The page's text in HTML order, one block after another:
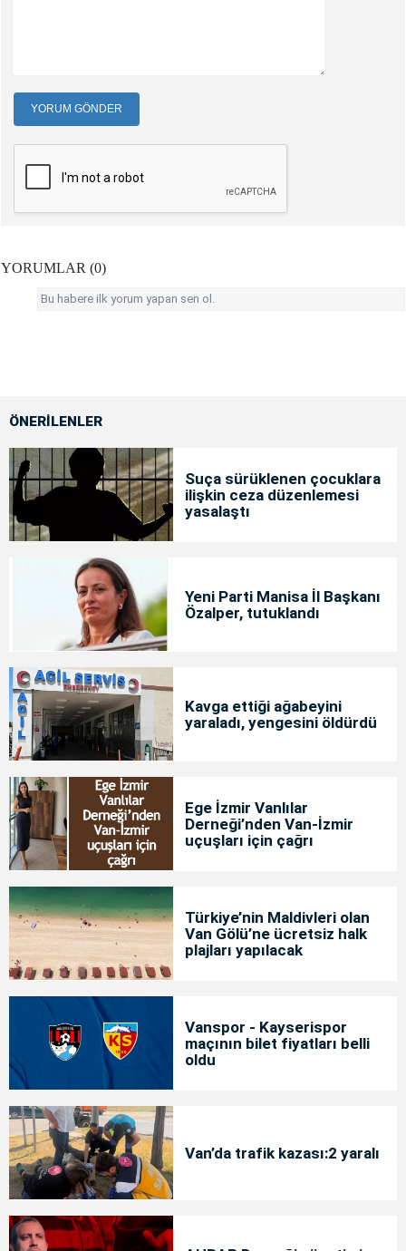
YORUM GÖNDER
YORUMLAR (0)
Bu habere ilk yorum yapan sen ol.
ÖNERİLENLER
Suça sürüklenen çocuklara
ilişkin ceza düzenlemesi
yasalaştı
Yeni Parti Manisa İl Başkanı
Özalper, tutuklandı
Kavga ettiği ağabeyini
yaraladı, yengesini öldürdü
Ege İzmir Vanlılar
Derneği’nden Van-İzmir
uçuşları için çağrı
Türkiye’nin Maldivleri olan
Van Gölü’ne ücretsiz halk
plajları yapılacak
Vanspor - Kayserispor
maçının bilet fiyatları belli
oldu
Van’da trafik kazası:2 yaralı